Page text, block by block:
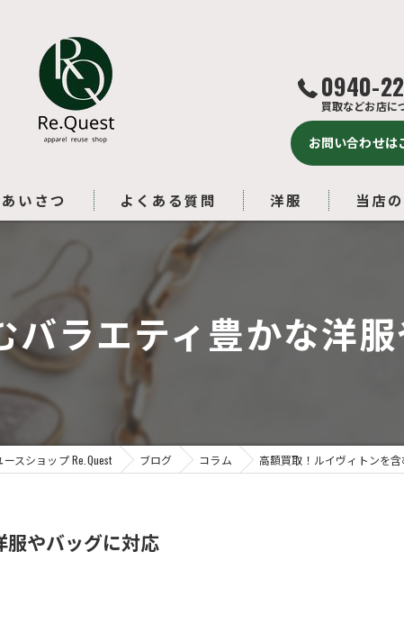
0940-
買取などお店に
お問い合わせは
いさつ よくある質問 洋服 当店
アクセサ
ラエティ豊かな洋
スショップ Re.Quest ブログ コラム 高額買取！ルイヴィトンを
服やバッグに対応